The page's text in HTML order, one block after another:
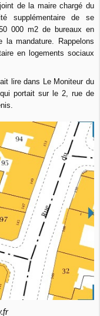
de la maire chargé du
supplémentaire de se
000 m2 de bureaux en
la mandature. Rappelons
en logements sociaux
lire dans Le Moniteur du
portait sur le 2, rue de